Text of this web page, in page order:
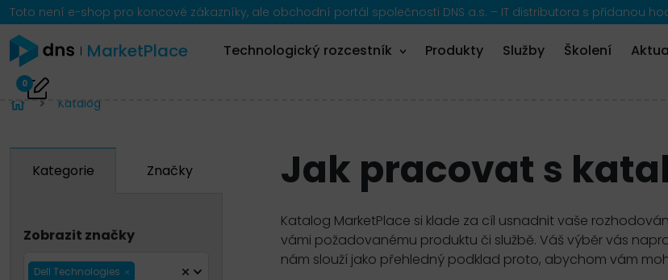
Toto není e-shop pro koncové zákazníky, ale obchodní portál společnosti DNS a.s. – IT distributora s přidanou
MarketPlace Technologický rozcestník Produkty Služby Školení
0
Katalog
Kategorie Značky
Zobrazit značky
Dell Technologies
Jak pracovat s
Katalog MarketPlace si klade za cíl usnadnit vaše
vámi požadovanému produktu či službě. Váš výběr vás
nám slouží jako přehledný podklad proto, abychom vám